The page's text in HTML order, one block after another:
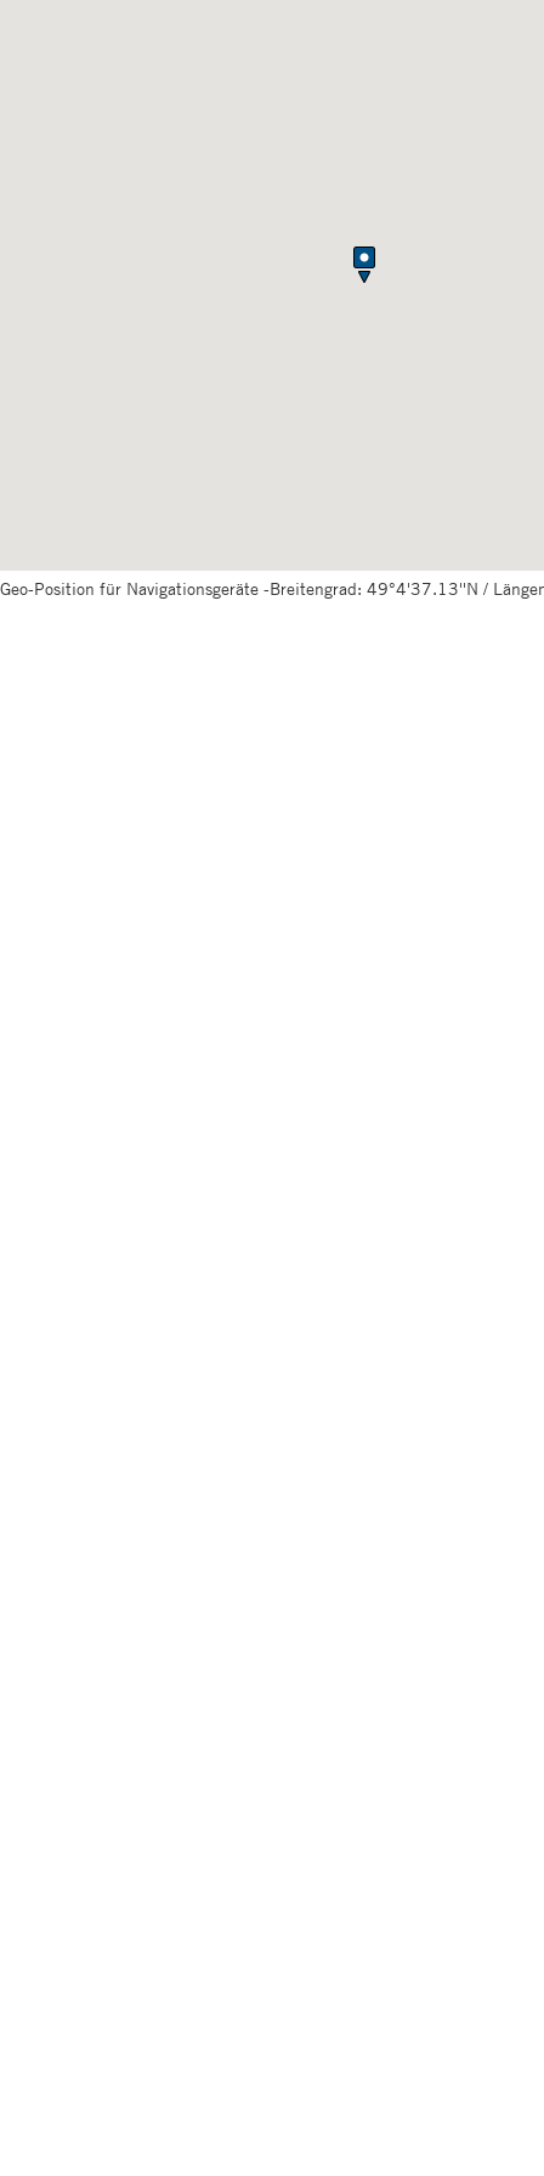
Geo-Position für Navigationsgeräte -Breitengrad: 49°4'37.13''N /